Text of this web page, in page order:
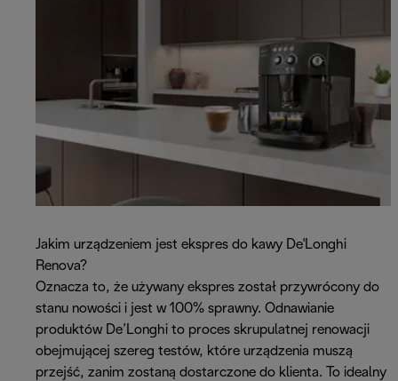
Jakim urządzeniem jest ekspres do kawy De'Longhi
Renova?
Oznacza to, że używany ekspres został przywrócony do
stanu nowości i jest w 100% sprawny. Odnawianie
produktów De’Longhi to proces skrupulatnej renowacji
obejmującej szereg testów, które urządzenia muszą
przejść, zanim zostaną dostarczone do klienta. To idealny